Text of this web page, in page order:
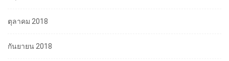
ตุลาคม 2018
กันยายน 2018